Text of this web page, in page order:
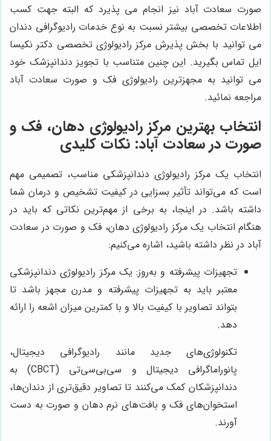
صورت سعادت آباد نیز انجام می پذیرد که البته جهت کسب
اطلاعات تخصصی بیشتر نسبت به نوع خدمات رادیوگرافی دندان
می توانید با بخش پذیرش مرکز رادیولوژی تخصصی دکتر نکیسا
ایل تماس بگیرید. این چنین متناسب با تجویز دندانپزشک خود
می توانید به مجهزترین رادیولوژی فک و صورت سعادت آباد
مراجعه نمائید.
انتخاب بهترین مرکز رادیولوژی دهان، فک و
صورت در سعادت آباد: نکات کلیدی
انتخاب یک مرکز رادیولوژی دندانپزشکی مناسب، تصمیمی مهم
است که می‌تواند تأثیر بسزایی در کیفیت تشخیص و درمان شما
داشته باشد. در اینجا، به برخی از مهم‌ترین نکاتی که باید در
هنگام انتخاب یک مرکز رادیولوژی دهان، فک و صورت در سعادت
آباد در نظر داشته باشید، اشاره می‌کنیم:
تجهیزات پیشرفته و به‌روز: یک مرکز رادیولوژی دندانپزشکی
معتبر باید به تجهیزات پیشرفته و مدرن مجهز باشد تا
بتواند تصاویر با کیفیت بالا و با کمترین میزان اشعه را ارائه
دهد.
تکنولوژی‌های جدید مانند رادیوگرافی دیجیتال،
پانوراماگرافی دیجیتال و سی‌بی‌سی‌تی (CBCT) به
دندانپزشکان کمک می‌کنند تا تصاویر دقیق‌تری از دندان‌ها،
استخوان‌های فک و بافت‌های نرم دهان و صورت به دست
آورند.